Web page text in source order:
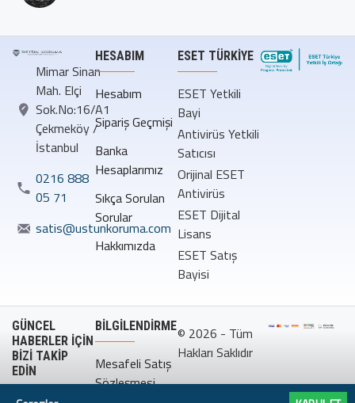
Mimar Sinan
Mah. Elçi
Sok.No:16/A1
Çekmeköy /
İstanbul
0216 888
05 71
satis@ustunkoruma.com
HESABIM
Hesabım
Sipariş Geçmişi
Banka
Hesaplarımız
Sıkça Sorulan
Sorular
Hakkımızda
ESET TÜRKIYE
ESET Yetkili
Bayi
Antivirüs Yetkili
Satıcısı
Orijinal ESET
Antivirüs
ESET Dijital
Lisans
ESET Satış
Bayisi
GÜNCEL
HABERLER İÇİN
BİZİ TAKİP
EDİN
BILGILENDIRME
Mesafeli Satış
Sözleşmesi
© 2026 - Tüm
Hakları Saklıdır